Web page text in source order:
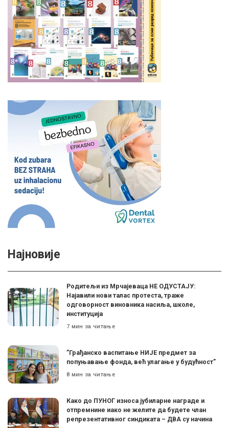
Најновије
Родитељи из Мрчајеваца НЕ ОДУСТАЈУ:
Најавили нови талас протеста, траже
одговорност виновника насиља, школе,
институција
7 мин за читање
”Грађанско васпитање НИЈЕ предмет за
попуњавање фонда, већ улагање у будућност”
8 мин за читање
Како до ПУНОГ износа јубиларне награде и
отпремнине иако не желите да будете члан
репрезентативног синдиката – ДВА су начина